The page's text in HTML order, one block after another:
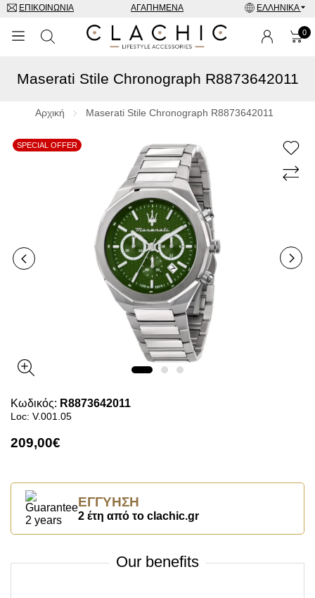
ΕΠΙΚΟΙΝΩΝΊΑ ΑΓΑΠΗΜΈΝΑ ΕΛΛΗΝΙΚΆ
0
ΜΑΡΚΕΣ
ΡΟΛΌΓΙΑ
ΚΟΣΜΉΜΑΤΑ
ΓΥΑΛΙΆ ΗΛΊΟΥ
ΑΞΕΣΟΥΑΡ
SPECIAL OFFERS
Maserati Stile Chronograph R8873642011
Αρχική Maserati Stile Chronograph R8873642011
SPECIAL OFFER
Κωδικός: R8873642011
Loc: V.001.05
209,00€
ΕΓΓΎΗΣΗ
2 έτη από το clachic.gr
Our benefits